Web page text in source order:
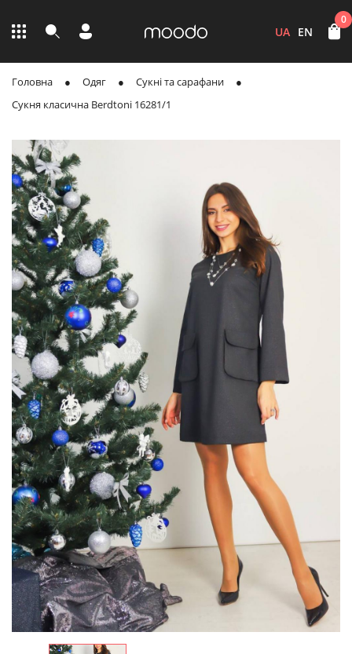
UA EN
0
Головна Одяг
Сукні та сарафани
Сукня класична Berdtoni 16281/1